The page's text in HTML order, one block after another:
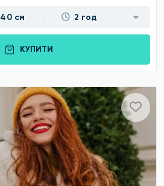
40 см 2 год
КУПИТИ